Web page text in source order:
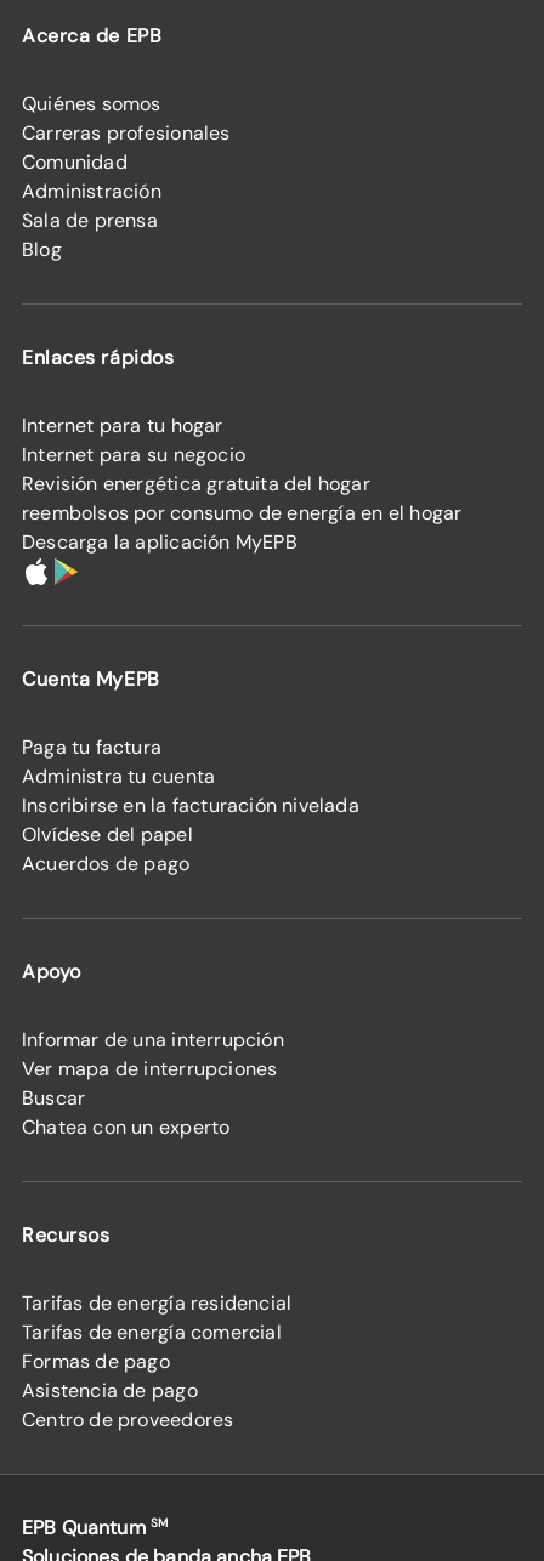
Acerca de EPB
Quiénes somos
Carreras profesionales
Comunidad
Administración
Sala de prensa
Blog
Enlaces rápidos
Internet para tu hogar
Internet para su negocio
Revisión energética gratuita del hogar
reembolsos por consumo de energía en el hogar
Descarga la aplicación MyEPB
Cuenta MyEPB
Paga tu factura
Administra tu cuenta
Inscribirse en la facturación nivelada
Olvídese del papel
Acuerdos de pago
Apoyo
Informar de una interrupción
Ver mapa de interrupciones
Buscar
Chatea con un experto
Recursos
Tarifas de energía residencial
Tarifas de energía comercial
Formas de pago
Asistencia de pago
Centro de proveedores
EPB Quantum SM